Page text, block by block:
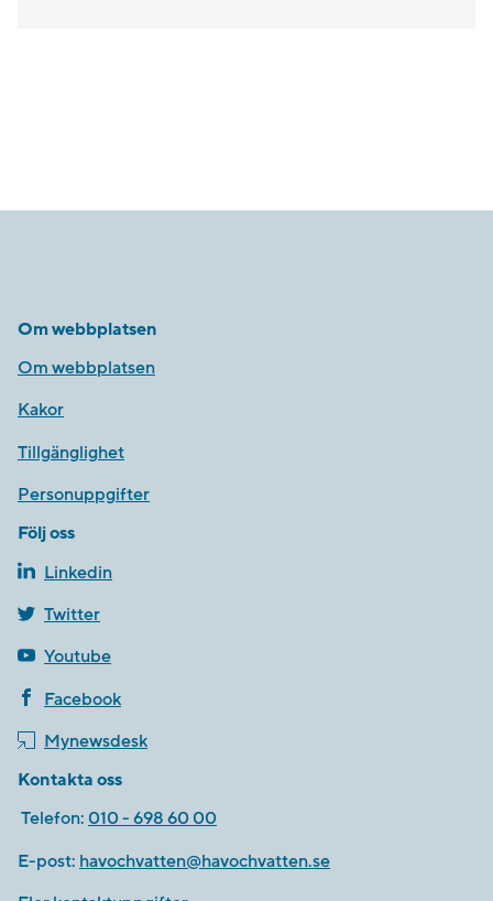
Om webbplatsen
Om webbplatsen
Kakor
Tillgänglighet
Personuppgifter
Följ oss
Linkedin
Twitter
Youtube
Facebook
Mynewsdesk
Kontakta oss
Telefon: 010 - 698 60 00
E-post: havochvatten@havochvatten.se